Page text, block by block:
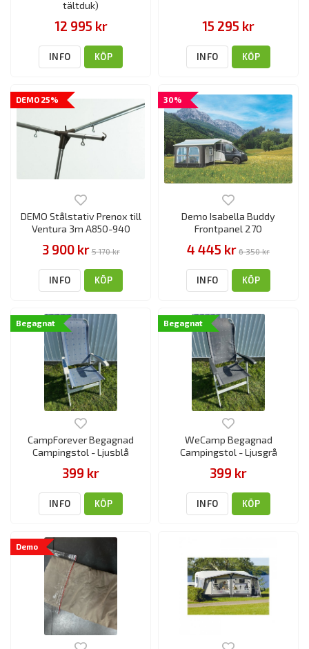
tältduk)
12 995 kr
INFO KÖP
15 295 kr
INFO KÖP
DEMO 25%
DEMO Stålstativ Prenox till
Ventura 3m A850-940
3 900 kr 5 170 kr
INFO KÖP
30%
Demo Isabella Buddy
Frontpanel 270
4 445 kr 6 350 kr
INFO KÖP
Begagnat
CampForever Begagnad
Campingstol - Ljusblå
399 kr
INFO KÖP
Begagnat
WeCamp Begagnad
Campingstol - Ljusgrå
399 kr
INFO KÖP
Demo